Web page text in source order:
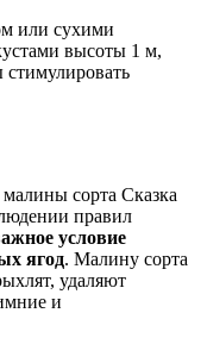
или сухими
высоты 1 м,
сорта Сказка
правил
условие
ягод. Малину сорта
удаляют
и